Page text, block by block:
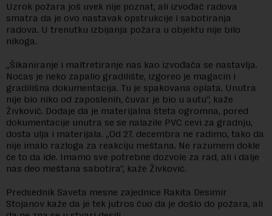
Uzrok požara još uvek nije poznat, ali izvođač radova
smatra da je ovo nastavak opstrukcije i sabotiranja
radova. U trenutku izbijanja požara u objektu nije bilo
nikoga.
„Šikaniranje i maltretiranje nas kao izvođača se nastavlja.
Noćas je neko zapalio gradilište, izgoreo je magacin i
gradilišna dokumentacija. Tu je spakovana oplata. Unutra
nije bio niko od zaposlenih, čuvar je bio u autu“, kaže
Živkovič. Dodaje da je materijalna šteta ogromna, pored
dokumentacije unutra se se nalazile PVC cevi za gradnju,
dosta ulja i materijala. „Od 27. decembra ne radimo, tako da
nije imalo razloga za reakciju meštana. Ne razumem dokle
će to da ide. Imamo sve potrebne dozvole za rad, ali i dalje
nas deo meštana sabotira“, kaže Živković.
Predsednik Saveta mesne zajednice Rakita Desimir
Stojanov kaže da je tek jutros čuo da je došlo do požara, ali